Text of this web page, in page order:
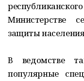
Министерстве
защиты
В ведомстве
популярные